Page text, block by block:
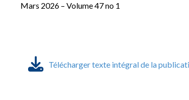
Mars 2026 – Volume 47 no 1
Télécharger texte intégral de la